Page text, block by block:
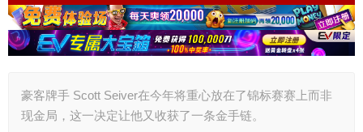
豪客牌手 Scott Seiver在今年将重心放在了锦标赛赛上而非
现金局，这一决定让他又收获了一条金手链。